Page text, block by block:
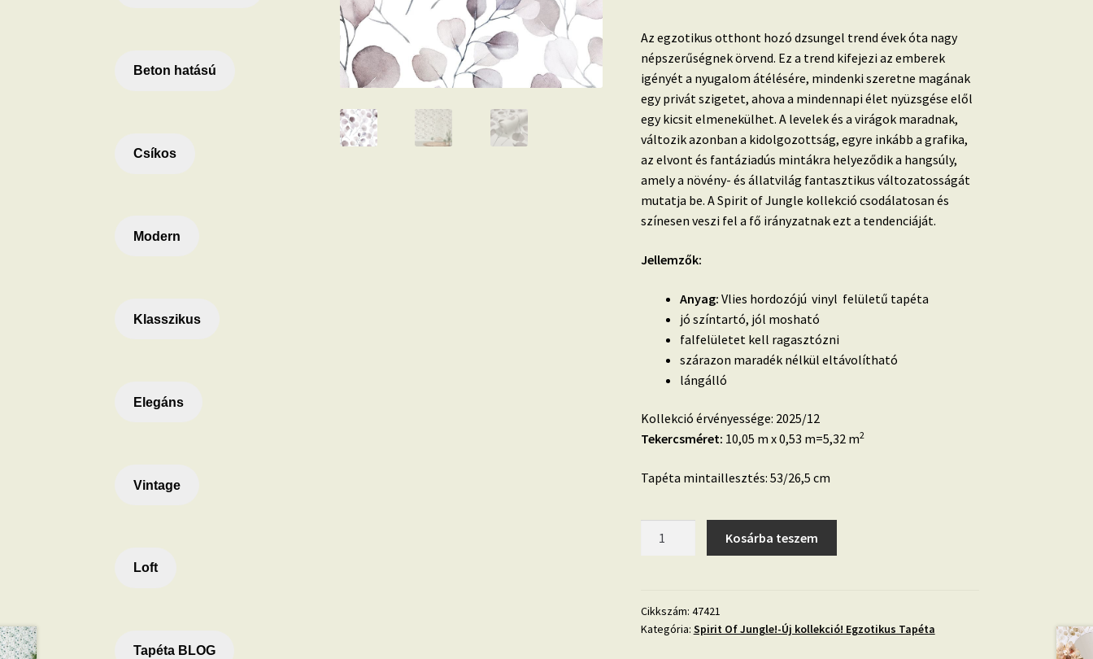
Az egzotikus otthont hozó dzsungel trend évek óta nagy
népszerűségnek örvend. Ez a trend kifejezi az emberek
igényét a nyugalom átélésére, mindenki szeretne magának
egy privát szigetet, ahova a mindennapi élet nyüzsgése elől
egy kicsit elmenekülhet. Alevelek és a virágok maradnak,
változik azonban a kidolgozottság, egyre inkább a grafika,
az elvont és fantáziadús mintákra helyeződik a hangsúly,
amely a növény- és állatvilág fantasztikus változatosságát
mutatja be. A Spirit of Jungle kollekció csodálatosan és
színesen veszi fel a fő irányzatnak ezt a tendenciáját.
Jellemzők:
Anyag: Vlies hordozójú vinyl felületű tapéta
jó színtartó, jól mosható
falfelületet kell ragasztózni
szárazon maradék nélkül eltávolítható
lángálló
Kollekció érvényessége: 2025/12
Tekercsméret: 10,05 m x 0,53 m=5,32 m2
Tapéta mintaillesztés: 53/26,5 cm
levél
mintás
Kosárba teszem
Cikkszám: 47421
Kategória: Spirit Of Jungle!-Új kollekció! Egzotikus Tapéta
Beton hatású
Csíkos
Modern
Klasszikus
Elegáns
Vintage
Loft
Tapéta BLOG